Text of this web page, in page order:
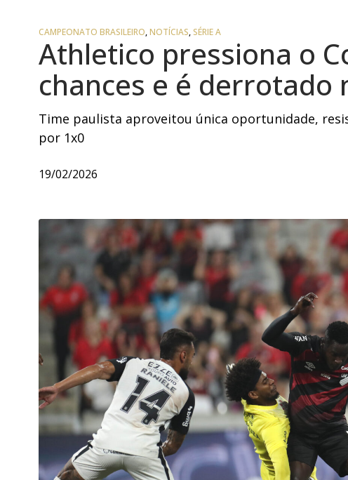
CAMPEONATO BRASILEIRO,NOTÍCIAS, SÉRIE A
Athletico pressiona o
chances e é derrotado
Time paulista aproveitou única oportunidade,
por 1x0
19/02/2026